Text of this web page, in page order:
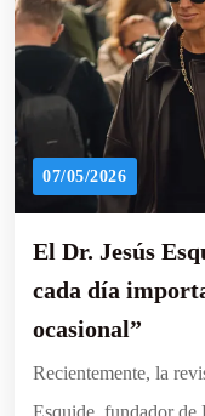
07/05/2026
El Dr. Jesús
cada día
ocasional”
Recientemente, la